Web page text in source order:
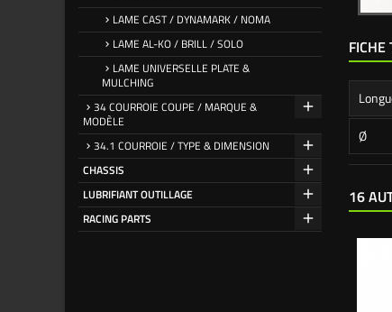
LAME CAST / DYNAMARK / NOMA
LAME AL-KO / BRILL / SOLO
LAME UNIVERSELLE PLATE &
MULCHING
34 COURROIE COUPE / MARQUE &
MODÈLE
34.1 COURROIE / TYPE & DIMENSION
CHASSIS
LUBRIFIANT OUTILLAGE
RACING PARTS
Ø
16